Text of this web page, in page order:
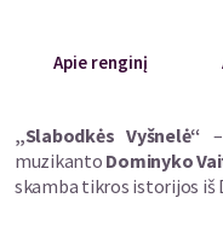
Apie renginį
„Slabodkės Vyšnelė“
muzikanto Dominyko
skamba tikros istorijos iš